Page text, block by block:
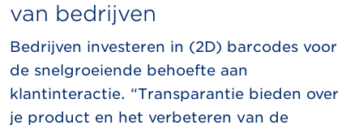
van bedrijven
Bedrijven investeren in (2D) barcodes voor
de snelgroeiende behoefte aan
klantinteractie. “Transparantie bieden over
je product en het verbeteren van de